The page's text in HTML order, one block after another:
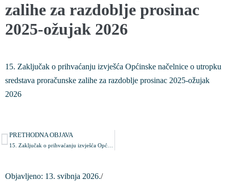
zalihe za razdoblje prosinac
2025-ožujak 2026
15. Zaključak o prihvaćanju izvješća Općinske načelnice o utropku
sredstava proračunske zalihe za razdoblje prosinac 2025-ožujak
2026
PRETHODNA OBJAVA
Objavljeno: 13. svibnja 2026./